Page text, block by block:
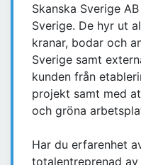
Skanska Sverige
Sverige. De hyr ut
kranar, bodar och
Sverige samt
kunden från
projekt samt med
och gröna
Har du erfarenhet
totalentreprenad